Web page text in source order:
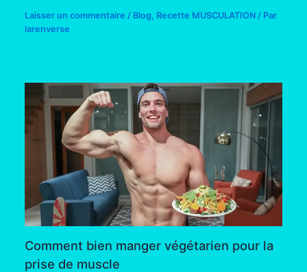
Laisser un commentaire / Blog Recette MUSCULATION / Par
larenverse
Comment bien manger végétarien pour la
prise de muscle